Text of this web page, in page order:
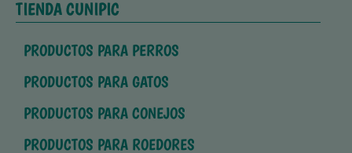
TIENDA CUNIPIC
PRODUCTOS PARA PERROS
PRODUCTOS PARA GATOS
PRODUCTOS PARA CONEJOS
PRODUCTOS PARA ROEDORES